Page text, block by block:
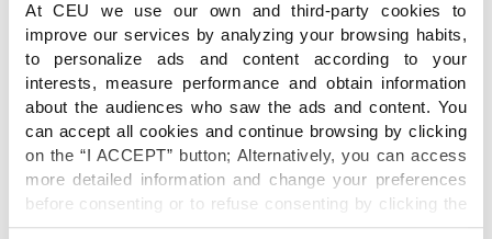
At CEU we use our own and third-party cookies to
improve our services by analyzing your browsing habits,
to personalize ads and content according to your
interests, measure performance and obtain information
about the audiences who saw the ads and content. You
can accept all cookies and continue browsing by clicking
on the “I ACCEPT” button; Alternatively, you can access
more detailed information and change your preferences
before consenting or to refuse consenting by clicking the
"Personalize" button. For more information you can visit
nuestro alumnado, permiten desarrollar de
forma transversal habilidades muy valiosas en el
entorno de la ciencia, la tecnología, la ingeniería,
las artes y, por supuesto, las matemáticas.
Para ello proponemos
proyectos
multidisciplinares, con el objetivo de potenciar
el desarrollo de las mencionadas competencias